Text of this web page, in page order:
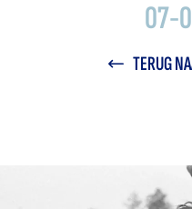
07-
TERUG